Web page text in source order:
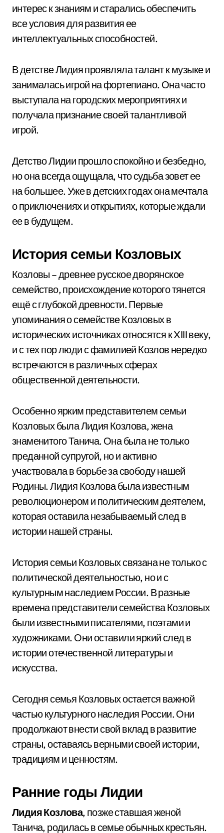
интерес к знаниям и старались обеспечить
все условия для развития ее
интеллектуальных способностей.
В детстве Лидия проявляла талант к музыке и
занималась игрой на фортепиано. Она часто
выступала на городских мероприятиях и
получала признание своей талантливой
игрой.
Детство Лидии прошло спокойно и безбедно,
но она всегда ощущала, что судьба зовет ее
на большее. Уже в детских годах она мечтала
о приключениях и открытиях, которые ждали
ее в будущем.
История семьи Козловых
Козловы – древнее русское дворянское
семейство, происхождение которого тянется
ещё с глубокой древности. Первые
упоминания о семействе Козловых в
исторических источниках относятся к XIII веку,
и с тех пор люди с фамилией Козлов нередко
встречаются в различных сферах
общественной деятельности.
Особенно ярким представителем семьи
Козловых была Лидия Козлова, жена
знаменитого Танича. Она была не только
преданной супругой, но и активно
участвовала в борьбе за свободу нашей
Родины. Лидия Козлова была известным
революционером и политическим деятелем,
которая оставила незабываемый след в
истории нашей страны.
История семьи Козловых связана не только с
политической деятельностью, но и с
культурным наследием России. В разные
времена представители семейства Козловых
были известными писателями, поэтами и
художниками. Они оставили яркий след в
истории отечественной литературы и
искусства.
Сегодня семья Козловых остается важной
частью культурного наследия России. Они
продолжают внести свой вклад в развитие
страны, оставаясь верными своей истории,
традициям и ценностям.
Ранние годы Лидии
Лидия Козлова, позже ставшая женой
Танича, родилась в семье обычных крестьян.